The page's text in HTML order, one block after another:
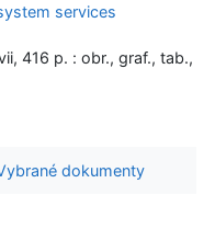
services
416 p. : obr., graf., tab.,
dokumenty